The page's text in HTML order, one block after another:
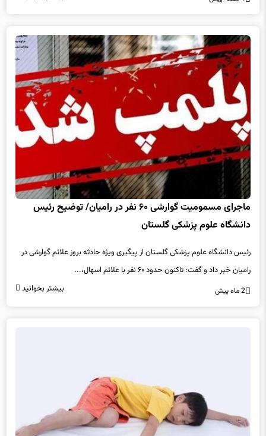
ماجرای مسمومیت گوارشی ۶۰ نفر در رامیان/ توضیح رئیس
دانشگاه علوم پزشکی گلستان
رامیان خبر داد و گفت: تاکنون حدود ۶۰ نفر با علائم اسهال،...
2 ماه پیش